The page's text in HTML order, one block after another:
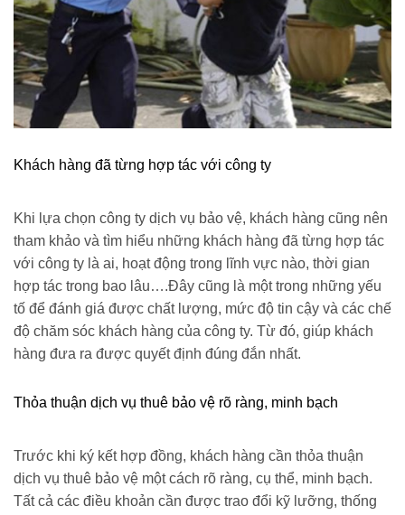
Khách hàng đã từng hợp tác với công ty
Khi lựa chọn công ty dịch vụ bảo vệ, khách hàng cũng nên
tham khảo và tìm hiểu những khách hàng đã từng hợp tác
với công ty là ai, hoạt động trong lĩnh vực nào, thời gian
hợp tác trong bao lâu….Đây cũng là một trong những yếu
tố để đánh giá được chất lượng, mức độ tin cậy và các chế
độ chăm sóc khách hàng của công ty. Từ đó, giúp khách
hàng đưa ra được quyết định đúng đắn nhất.
Thỏa thuận dịch vụ thuê bảo vệ rõ ràng, minh bạch
Trước khi ký kết hợp đồng, khách hàng cần thỏa thuận
dịch vụ thuê bảo vệ một cách rõ ràng, cụ thể, minh bạch.
Tất cả các điều khoản cần được trao đổi kỹ lưỡng, thống